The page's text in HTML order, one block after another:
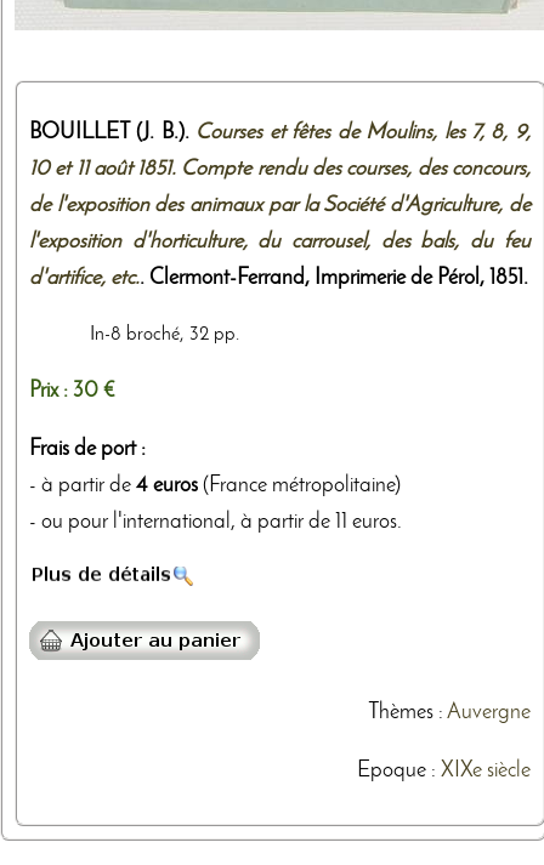
BOUILLET (J. B.). Courses et fêtes de Moulins, les 7, 8, 9,
10 et 11 août 1851. Compte rendu des courses, des concours,
de l'exposition des animaux par la Société d'Agriculture, de
l'exposition d'horticulture, du carrousel, des bals, du feu
d'artifice, etc.. Clermont-Ferrand, Imprimerie de Pérol, 1851.
In-8 broché, 32 pp.
Prix : 30 €
Frais de port :
- à partir de 4 euros (France métropolitaine)
- ou pour l'international, à partir de 11 euros.
Thèmes: Auvergne
Epoque : XIXe siècle